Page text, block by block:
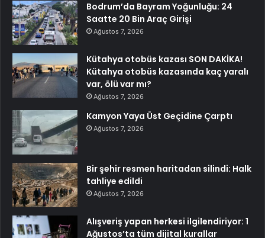
Bodrum’da Bayram Yoğunluğu: 24
Saatte 20 Bin Araç Girişi
Ağustos 7, 2026
Kütahya otobüs kazası SON DAKİKA!
Kütahya otobüs kazasında kaç yaralı
var, ölü var mı?
Ağustos 7, 2026
Kamyon Yaya Üst Geçidine Çarptı
Ağustos 7, 2026
Bir şehir resmen haritadan silindi: Halk
tahliye edildi
Ağustos 7, 2026
Alışveriş yapan herkesi ilgilendiriyor: 1
Ağustos’ta tüm dijital kurallar